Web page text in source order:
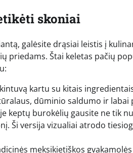
skoniai
galėsite drąsiai leistis į
priedams. Štai keletas pačių
kartu su kitais
dūminio saldumo ir labai
keptų burokėlių gausite ne tik
Ši versija vizualiai atrodo
meksikietiškos